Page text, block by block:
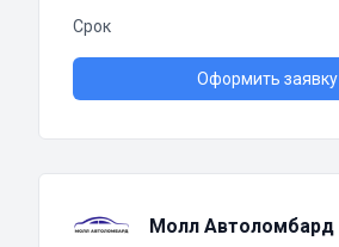
Срок
Оформить заявку
Молл Автоломбард